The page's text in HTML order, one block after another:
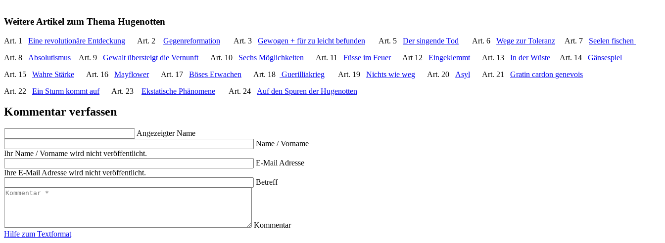
Weitere Artikel zum Thema Hugenotten
Art. 1 Eine revolutionäre Entdeckung Art. 2 Gegenreformation Art. 3 Gewogen + für zu leicht befunden Art. 5 Der singende Tod Art. 6 Wege zur Toleranz Art. 7 Seelen fischen
Art. 8 Absolutismus Art. 9 Gewalt übersteigt die Vernunft Art. 10 Sechs Möglichkeiten Art. 11 Füsse im Feuer Art 12 Eingeklemmt Art. 13 In der Wüste Art. 14 Gänsespiel
Art. 15 Wahre Stärke Art. 16 MayflowerArt. 17 Böses Erwachen Art. 18 Guerilliakrieg Art. 19 Nichts wie weg Art. 20 Asyl Art. 21 Gratin cardon genevois
Art. 22 Ein Sturm kommt aufArt. 23 Ekstatische Phänomene Art. 24 Auf den Spuren der Hugenotten
Kommentar verfassen
Angezeigter Name
Name / Vorname
Ihr Name / Vorname wird nicht veröffentlicht.
E-Mail Adresse
Ihre E-Mail Adresse wird nicht veröffentlicht.
Betreff
Kommentar
Hilfe zum Textformat